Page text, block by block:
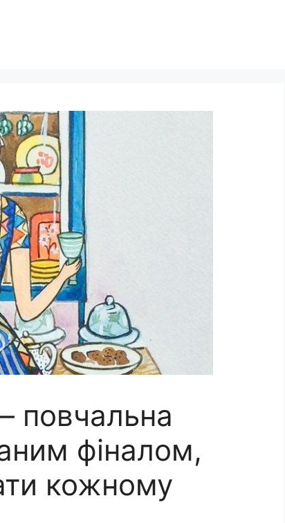
повчальна
фіналом,
кожному